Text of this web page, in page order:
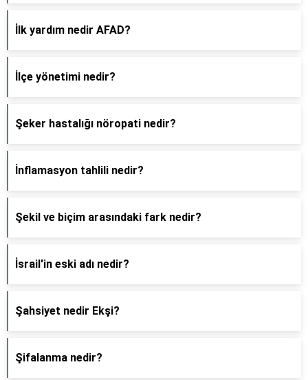
İlk yardım nedir AFAD?
İlçe yönetimi nedir?
Şeker hastalığı nöropati nedir?
İnflamasyon tahlili nedir?
Şekil ve biçim arasındaki fark nedir?
İsrail'in eski adı nedir?
Şahsiyet nedir Ekşi?
Şifalanma nedir?